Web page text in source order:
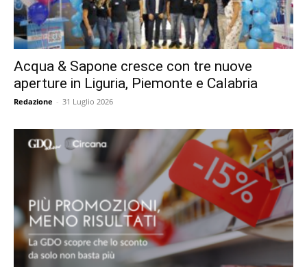
Acqua & Sapone cresce con tre nuove
aperture in Liguria, Piemonte e Calabria
Redazione - 31 Luglio 2026